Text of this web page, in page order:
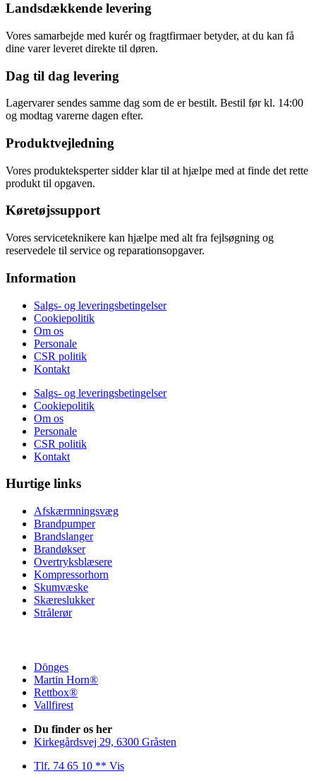
Landsdækkende levering
Vores samarbejde med kurér og fragtfirmaer betyder, at du kan få
dine varer leveret direkte til døren.
Dag til dag levering
Lagervarer sendes samme dag som de er bestilt. Bestil før kl. 14:00
og modtag varerne dagen efter.
Produktvejledning
Vores produkteksperter sidder klar til at hjælpe med at finde det rette
produkt til opgaven.
Køretøjssupport
Vores serviceteknikere kan hjælpe med alt fra fejlsøgning og
reservedele til service og reparationsopgaver.
Information
Salgs- og leveringsbetingelser
Cookiepolitik
Om os
Personale
CSR politik
Kontakt
Salgs- og leveringsbetingelser
Cookiepolitik
Om os
Personale
CSR politik
Kontakt
Hurtige links
Afskærmningsvæg
Brandpumper
Brandslanger
Brandøkser
Overtryksblæsere
Kompressorhorn
Skumvæske
Skæreslukker
Strålerør
Dönges
Martin Horn®
Rettbox®
Vallfirest
Du finder os her
Kirkegårdsvej 29, 6300 Gråsten
Tlf. 74 65 10 ** Vis